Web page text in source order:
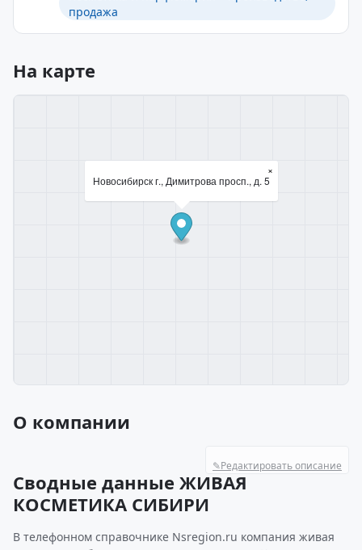
продажа
На карте
Новосибирск г., Димитрова просп., д. 5
×
О компании
✎Редактировать описание
Сводные данные ЖИВАЯ
КОСМЕТИКА СИБИРИ
В телефонном справочнике Nsregion.ru компания живая